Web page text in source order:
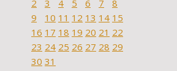
2
3 4 5 6 7
8
9
10 11 12 13 14 15
16 17 18 19 20 21 22
23 24 25 26 27 28 29
30 31